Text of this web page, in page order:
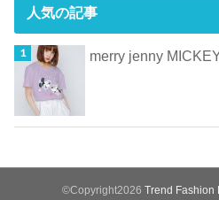
人気の記事
merry jenny
©Copyright2026 Trend Fashion